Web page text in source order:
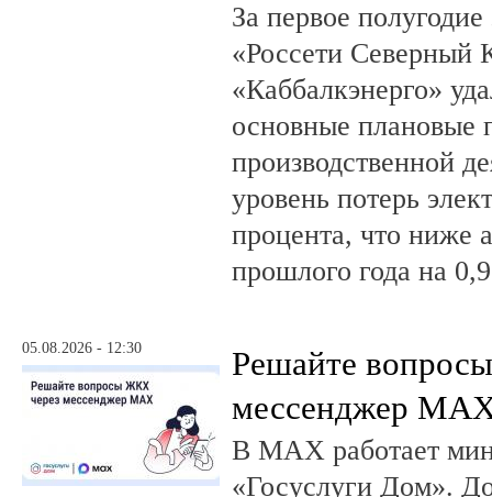
За первое
«Россети Северный
«Каббалкэнерго»
основные плановые
производственной
уровень потерь
процента, что ниже
прошлого года на
05.08.2026 - 12:30
Решайте
мессенджер
В MAX работает
«Госуслуги Дом».